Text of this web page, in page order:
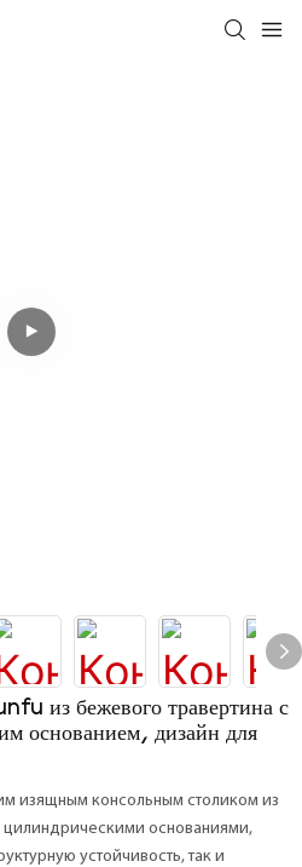
из бежевого травертина с
основанием, дизайн для
изящным консольным столиком из
основаниями,
устойчивость, так и